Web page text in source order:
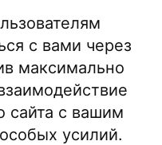
с вами через
максимально
сайта с вашим
усилий.